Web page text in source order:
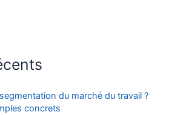
du marché du travail ?
concrets